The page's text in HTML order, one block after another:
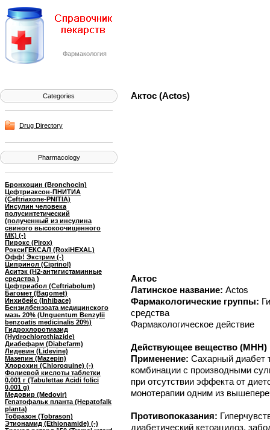
Фармакология
Categories
Drug Directory
Pharmacology
Бронхоцин (Bronchocin)
Цефтриаксон-ПНИТИА
(Ceftriaxone-PNITIA)
Инсулин человека
полусинтетический
(полученный из инсулина
свиного высокоочищенного
МК) (-)
Пирокс (Pirox)
РоксиГЕКСАЛ (RoxiHEXAL)
Офф! Экстрим (-)
Ципринол (Ciprinol)
Аситэк (H2-антигистаминные
средства )
Цефтриабол (Ceftriabolum)
Багомет (Bagomet)
Инхибейс (Inhibace)
Бензилбензоата медицинского
мазь 20% (Unguentum Benzylii
benzoatis medicinalis 20%)
Гидрохлоротиазид
(Hydrochlorothiazide)
Диабефарм (Diabefarm)
Лидевин (Lidevine)
Мазепин (Mazepin)
Хлорохин (Chloroquine) (-)
Фолиевой кислоты таблетки
0,001 г (Tabulettae Acidi folici
0,001 g)
Медовир (Medovir)
Гепатофальк планта (Hepatofalk
planta)
Тобразон (Tobrason)
Этионамид (Ethionamide) (-)
Актос (Actos)
Актос
Латинское название: Actos
Фармакологические группы:
средства
Фармакологическое действие
Действующее вещество (МНН)
Применение: Сахарный диабет
комбинации с производными
при отсутствии эффекта от
монотерапии одним из
Противопоказания:
диабетический кетоацидоз,